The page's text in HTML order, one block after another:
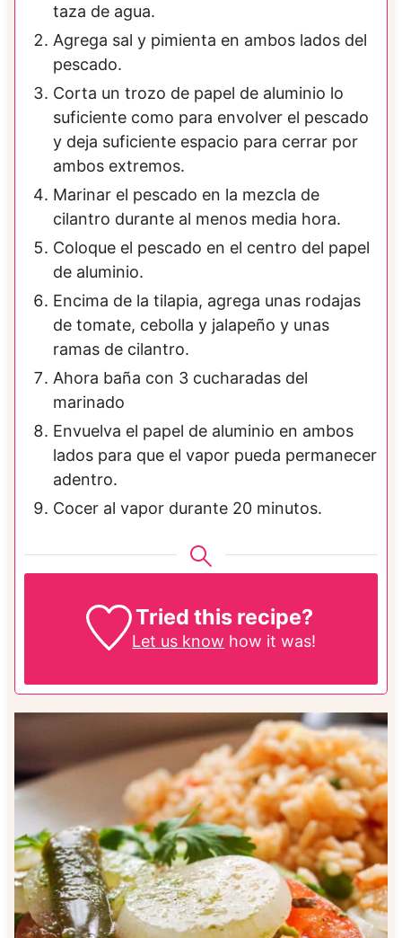
taza de agua.
Agrega sal y pimienta en ambos lados del
pescado.
Corta un trozo de papel de aluminio lo
suficiente como para envolver el pescado
y deja suficiente espacio para cerrar por
ambos extremos.
Marinar el pescado en la mezcla de
cilantro durante al menos media hora.
Coloque el pescado en el centro del papel
de aluminio.
Encima de la tilapia, agrega unas rodajas
de tomate, cebolla y jalapeño y unas
ramas de cilantro.
Ahora baña con 3 cucharadas del
marinado
Envuelva el papel de aluminio en ambos
lados para que el vapor pueda permanecer
adentro.
Cocer al vapor durante 20 minutos.
Tried this recipe?
Let us know how it was!